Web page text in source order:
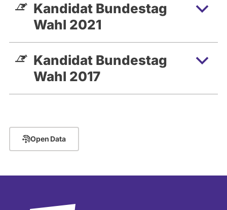
Kandidat Bundestag
Wahl 2021
Kandidat Bundestag
Wahl 2017
Open Data